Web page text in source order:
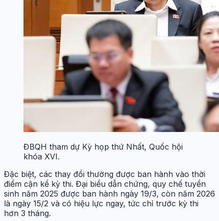
ĐBQH tham dự Kỳ họp thứ Nhất, Quốc hội
khóa XVI.
Đặc biệt, các thay đổi thường được ban hành vào thời
điểm cận kề kỳ thi. Đại biểu dẫn chứng, quy chế tuyển
sinh năm 2025 được ban hành ngày 19/3, còn năm 2026
là ngày 15/2 và có hiệu lực ngay, tức chỉ trước kỳ thi
hơn 3 tháng.